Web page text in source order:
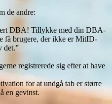
de andre:
DBA! Tillykke med din DBA-
få brugere, der ikke er MitID-
det.”
registrerede sig efter at have
for at undgå tab er større
en gevinst.